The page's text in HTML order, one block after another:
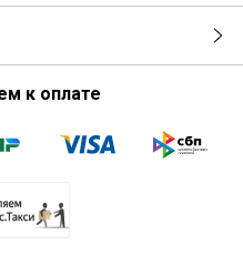
к оплате